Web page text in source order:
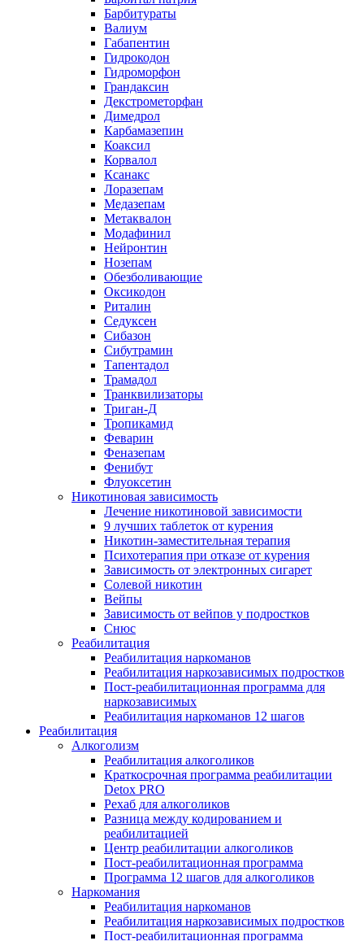
Барбитураты
Валиум
Габапентин
Гидрокодон
Гидроморфон
Грандаксин
Декстрометорфан
Димедрол
Карбамазепин
Коаксил
Корвалол
Ксанакс
Лоразепам
Медазепам
Метаквалон
Модафинил
Нейронтин
Нозепам
Обезболивающие
Оксикодон
Риталин
Седуксен
Сибазон
Сибутрамин
Тапентадол
Трамадол
Транквилизаторы
Триган-Д
Тропикамид
Феварин
Феназепам
Фенибут
Флуоксетин
Никотиновая зависимость
Лечение никотиновой зависимости
9 лучших таблеток от курения
Никотин-заместительная терапия
Психотерапия при отказе от курения
Зависимость от электронных сигарет
Солевой никотин
Вейпы
Зависимость от вейпов у подростков
Снюс
Реабилитация
Реабилитация наркоманов
Реабилитация наркозависимых подростков
Пост-реабилитационная программа для
наркозависимых
Реабилитация наркоманов 12 шагов
Реабилитация
Алкоголизм
Реабилитация алкоголиков
Краткосрочная программа реабилитации
Detox PRO
Рехаб для алкоголиков
Разница между кодированием и
реабилитацией
Центр реабилитации алкоголиков
Пост-реабилитационная программа
Программа 12 шагов для алкоголиков
Наркомания
Реабилитация наркоманов
Реабилитация наркозависимых подростков
Пост-реабилитационная программа